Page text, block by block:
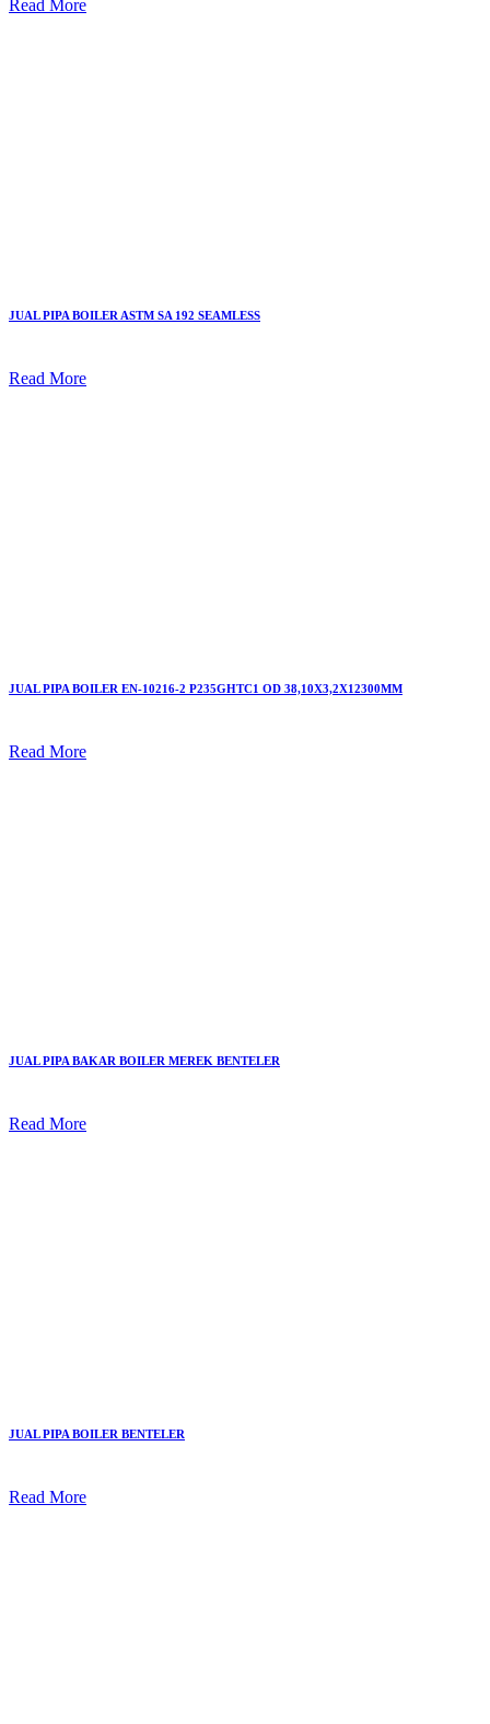
Read More
JUAL PIPA BOILER ASTM SA 192 SEAMLESS
Read More
JUAL PIPA BOILER EN-10216-2 P235GHTC1 OD 38,10X3,2X12300MM
Read More
JUAL PIPA BAKAR BOILER MEREK BENTELER
Read More
JUAL PIPA BOILER BENTELER
Read More